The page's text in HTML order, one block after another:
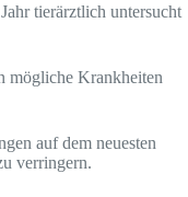
tierärztlich untersucht
mögliche Krankheiten
auf dem neuesten
verringern.